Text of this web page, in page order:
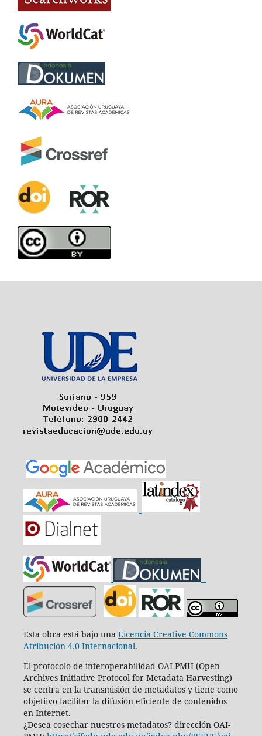
Esta obra está bajo una Licencia Creative Commons
Atribución 4.0 Internacional.
El protocolo de interoperabilidad OAI-PMH (Open
Archives Initiative Protocol for Metadata Harvesting)
se centra en la transmisión de metadatos y tiene como
objetiivo facilitar la difusión eficiente de contenidos
en Internet.
¿Desea cosechar nuestros metadatos? dirección OAI-